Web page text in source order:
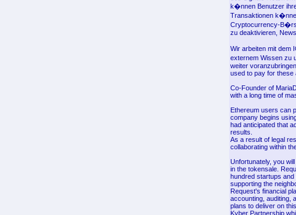
k�nnen Benutzer
Transaktionen
Cryptocurrency-
zu deaktivieren,
Wir arbeiten mit dem
externem Wissen zu
weiter
used to pay for these
Co-Founder of
with a long time of
Ethereum users can
company begins
had anticipated that
results.
As a result of legal
collaborating within
Unfortunately, you
in the tokensale.
hundred startups and
supporting the
Request's financial
accounting, auditing,
plans to deliver on
Kyber Partnership